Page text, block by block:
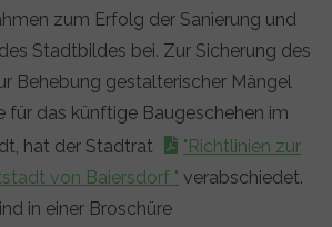
zum Erfolg der Sanierung und
Stadtbildes bei. Zur Sicherung des
Behebung gestalterischer Mängel
für das künftige Baugeschehen im
hat der Stadtrat
"Richtlinien zur
von Baiersdorf " verabschiedet.
in einer Broschüre